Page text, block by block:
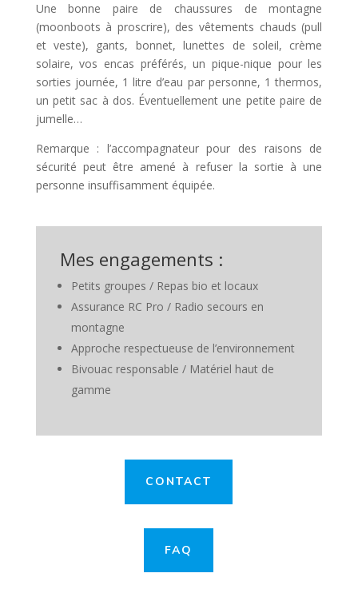
Une bonne paire de chaussures de montagne
(moonboots à proscrire), des vêtements chauds (pull
et veste), gants, bonnet, lunettes de soleil, crème
solaire, vos encas préférés, un pique-nique pour les
sorties journée, 1 litre d’eau par personne, 1 thermos,
un petit sac à dos. Éventuellement une petite paire de
jumelle…
Remarque : l’accompagnateur pour des raisons de
sécurité peut être amené à refuser la sortie à une
personne insuffisamment équipée.
Mes engagements :
Petits groupes / Repas bio et locaux
Assurance RC Pro / Radio secours en
montagne
Approche respectueuse de l’environnement
Bivouac responsable / Matériel haut de
gamme
CONTACT
FAQ